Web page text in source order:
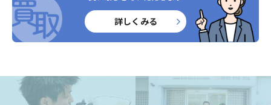
詳しくみる